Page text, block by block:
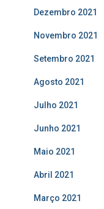
Dezembro 2021
Novembro 2021
Setembro 2021
Agosto 2021
Julho 2021
Junho 2021
Maio 2021
Abril 2021
Março 2021